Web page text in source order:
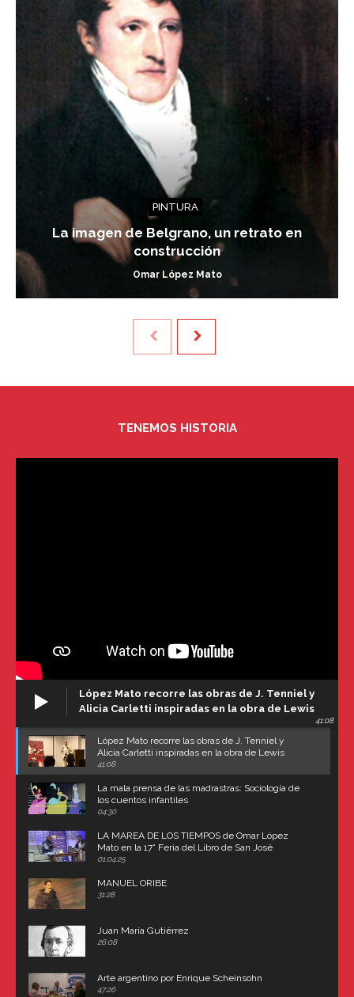
PINTURA
La imagen de Belgrano, un retrato en
construcción
Omar López Mato
TENEMOS HISTORIA
López Mato recorre las obras de J. Tenniel y
Alicia Carletti inspiradas en la obra de Lewis
41:08
López Mato recorre las obras de J. Tenniel y
Alicia Carletti inspiradas en la obra de Lewis
Carroll
41:08
La mala prensa de las madrastras: Sociología de
los cuentos infantiles
04:30
LA MAREA DE LOS TIEMPOS de Omar López
Mato en la 17° Feria del Libro de San José
(Uruguay)
01:04:25
MANUEL ORIBE
31:28
Juan María Gutiérrez
26:08
Arte argentino por Enrique Scheinsohn
47:26